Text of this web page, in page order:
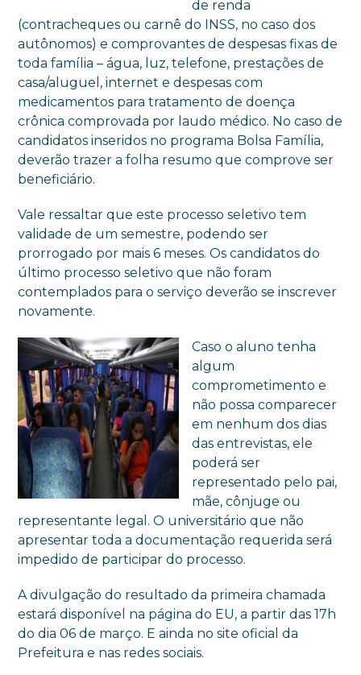
de renda
(contracheques ou carnê do INSS, no caso dos
autônomos) e comprovantes de despesas fixas de
toda família – água, luz, telefone, prestações de
casa/aluguel, internet e despesas com
medicamentos para tratamento de doença
crônica comprovada por laudo médico. No caso de
candidatos inseridos no programa Bolsa Família,
deverão trazer a folha resumo que comprove ser
beneficiário.
Vale ressaltar que este processo seletivo tem
validade de um semestre, podendo ser
prorrogado por mais 6 meses. Os candidatos do
último processo seletivo que não foram
contemplados para o serviço deverão se inscrever
novamente.
Caso o aluno tenha
algum
comprometimento e
não possa comparecer
em nenhum dos dias
das entrevistas, ele
poderá ser
representado pelo pai,
mãe, cônjuge ou
representante legal. O universitário que não
apresentar toda a documentação requerida será
impedido de participar do processo.
A divulgação do resultado da primeira chamada
estará disponível na página do EU, a partir das 17h
do dia 06 de março. E ainda no site oficial da
Prefeitura e nas redes sociais.